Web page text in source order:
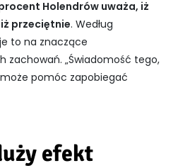
Holendrów uważa, iż
przeciętnie. Według
to na znaczące
zachowań. „Świadomość tego,
pomóc zapobiegać
efekt